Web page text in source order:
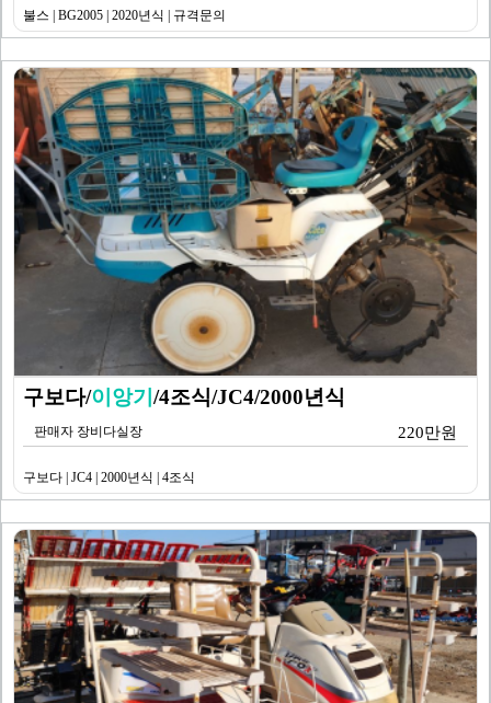
불스 | BG2005 | 2020년식 | 규격문의
구보다/이앙기/4조식/JC4/2000년식
판매자 장비다실장 220만원
구보다 | JC4 | 2000년식 | 4조식